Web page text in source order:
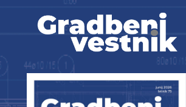
Gradbeni vestnik